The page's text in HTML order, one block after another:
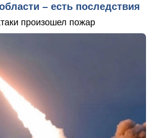
– есть последствия
произошел пожар